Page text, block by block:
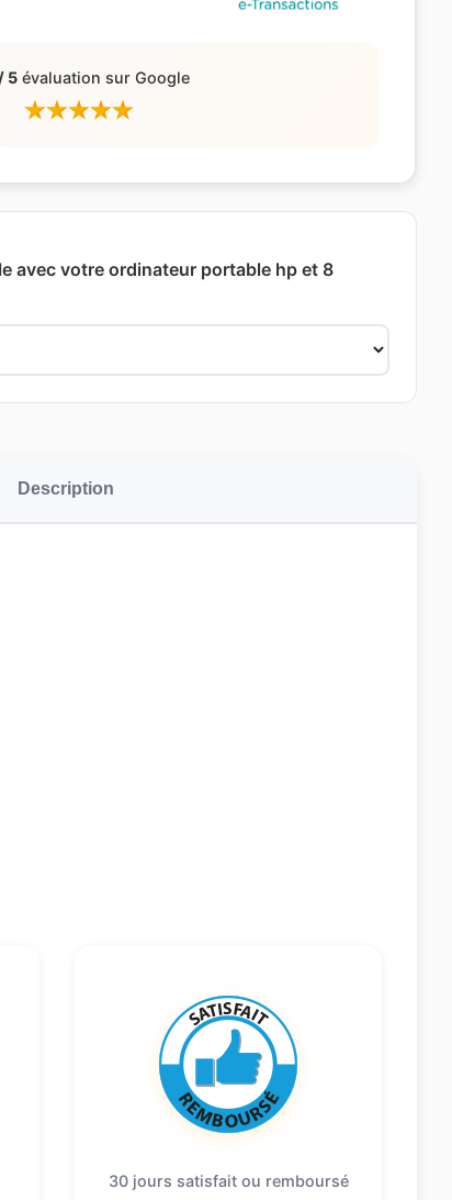
5évaluation sur Google
avec votre ordinateur portable hp et 8
Description
30 jours satisfait ou remboursé